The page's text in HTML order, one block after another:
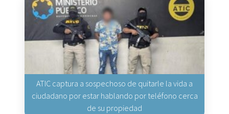
ATIC captura a sospechoso de quitarle la vida a
ciudadano por estar hablando por teléfono cerca
de su propiedad